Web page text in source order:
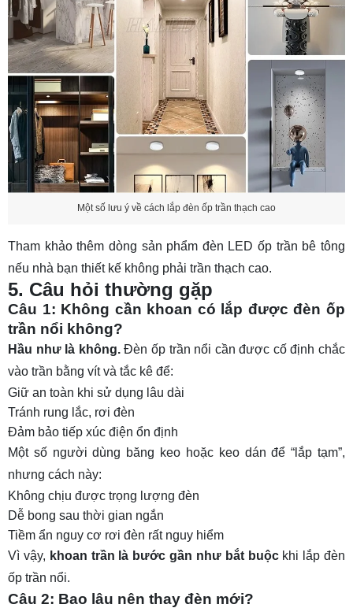
Một số lưu ý về cách lắp đèn ốp trần thạch cao
Tham khảo thêm dòng sản phẩm đèn LED ốp trần bê tông
nếu nhà bạn thiết kế không phải trần thạch cao.
5. Câu hỏi thường gặp
Câu 1: Không cần khoan có lắp được đèn ốp
trần nổi không?
Hầu như là không.Đèn ốp trần nổi cần được cố định chắc
vào trần bằng vít và tắc kê để:
Giữ an toàn khi sử dụng lâu dài
Tránh rung lắc, rơi đèn
Đảm bảo tiếp xúc điện ổn định
Một số người dùng băng keo hoặc keo dán để “lắp tạm”,
nhưng cách này:
Không chịu được trọng lượng đèn
Dễ bong sau thời gian ngắn
Tiềm ẩn nguy cơ rơi đèn rất nguy hiểm
Vì vậy, khoan trần là bước gần như bắt buộckhi lắp đèn
ốp trần nổi.
Câu 2: Bao lâu nên thay đèn mới?